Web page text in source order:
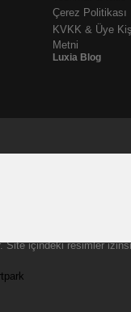
Çerez Politikası
KVKK & Üye
Metni
Luxia Blog
Site içindeki resimler